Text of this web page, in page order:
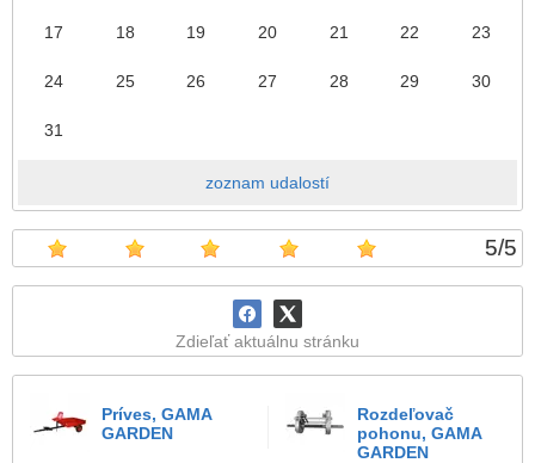
17 18 19 20 21 22 23
24 25 26 27 28 29 30
31
zoznam udalostí
5/5
Zdieľať aktuálnu stránku
Príves, GAMA
GARDEN
Rozdeľovač
pohonu, GAMA
GARDEN